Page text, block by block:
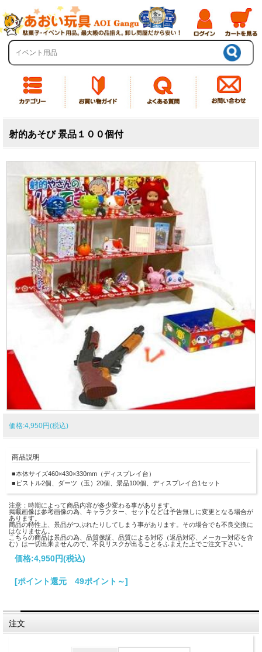
射的あそび 景品１００個付
価格:4,950円(税込)
商品説明
■本体サイズ460×430×330mm（ディスプレイ台）
■ピストル2個、ダーツ（玉）20個、景品100個、ディスプレイ台1セット
注意：時期によって商品内容が多少変わる事があります。
掲載画像は参考画像の為、キャラクター、セットなどは予告無しに変更となる場合が
あります。
商品の特性上、景品がつぶれたりしてしまう事があります。その場合でも不良交換に
はなりません。
こちらの商品は景品の為、品質保証、品質による対応（返品対応、メーカー対応を含
む）は一切出来ませんので、不良リスクが出ることをふまえた上でご注文下さい。
価格:4,950円(税込)
[ポイント還元 49ポイント～]
注文